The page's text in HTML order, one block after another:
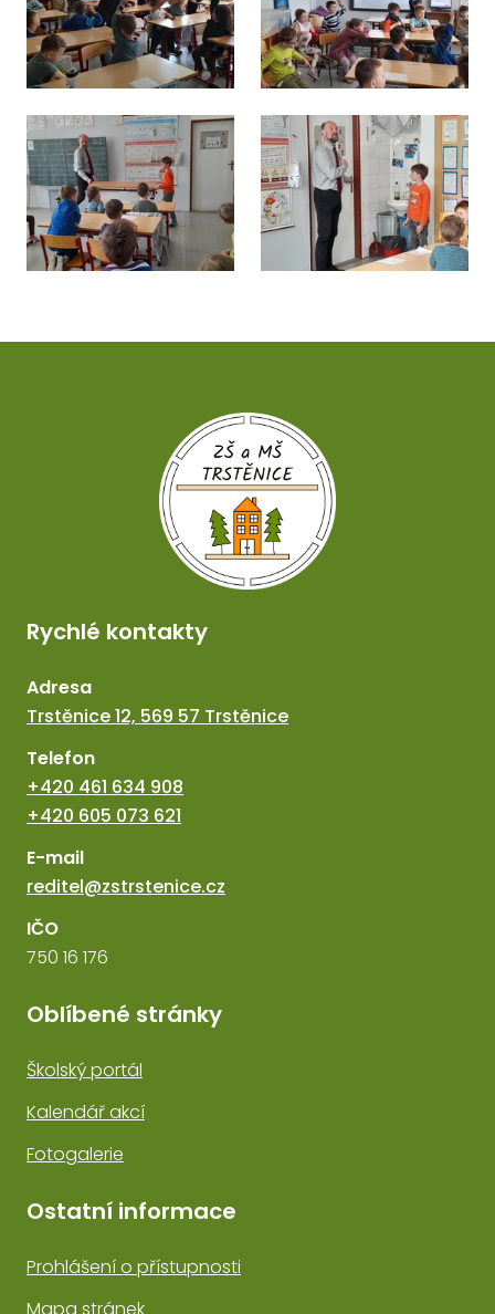
Rychlé kontakty
Adresa
Trstěnice 12, 569 57 Trstěnice
Telefon
+420 461 634 908
+420 605 073 621
E-mail
reditel@zstrstenice.cz
IČO
750 16 176
Oblíbené stránky
Školský portál
Kalendář akcí
Fotogalerie
Ostatní informace
Prohlášení o přístupnosti